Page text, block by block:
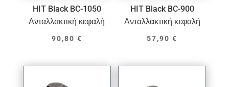
HIT Black BC-1050
Ανταλλακτική κεφαλή
90,80 €
HIT Black BC-900
Ανταλλακτική κεφαλή
57,90€